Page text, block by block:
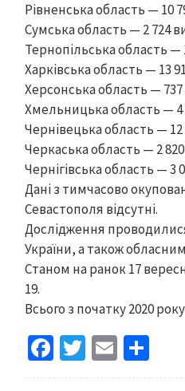
Рівненська область — 10
Сумська область — 2 724
Тернопільська область —
Харківська область — 13
Херсонська область — 737
Хмельницька область — 4
Чернівецька область — 12
Черкаська область — 2
Чернігівська область — 3
Дані з тимчасово
Севастополя відсутні.
Дослідження
України, а також
Станом на ранок 17
19.
Всього з початку 2020
Fa
ce
T
wi
E
m h